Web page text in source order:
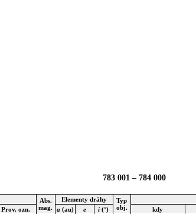
783 001 – 784 000
Abs.
mag.
Elementy dráhy
Typ
obj.
Prov. ozn. a(au) e i (°) kdy